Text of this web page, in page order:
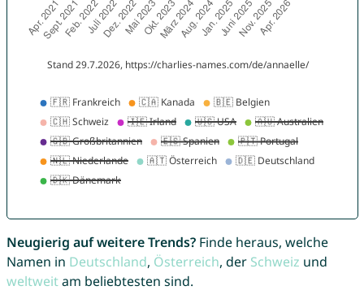
Neugierig auf weitere Trends?Finde heraus, welche
Namen in Deutschland, Österreich, der Schweiz und
weltweitam beliebtesten sind.